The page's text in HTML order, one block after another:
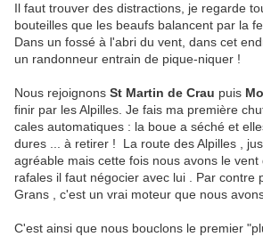
Il faut trouver des distractions, je regarde
bouteilles que les beaufs balancent par la
Dans un fossé à l'abri du vent, dans cet
un randonneur entrain de pique-niquer !
Nous rejoignons St Martin de Crau puis
finir par les Alpilles. Je fais ma première
cales automatiques : la boue a séché et
dures ... à retirer ! La route des Alpilles ,
agréable mais cette fois nous avons le
rafales il faut négocier avec lui . Par contre
Grans , c'est un vrai moteur que nous
C'est ainsi que nous bouclons le premier